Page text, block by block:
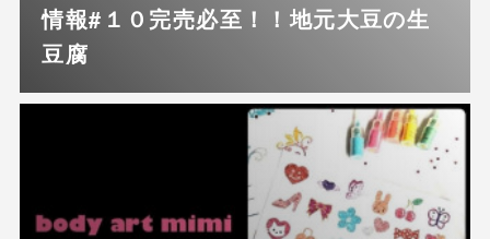
情報#１０完売必至！！地元大豆の生
豆腐